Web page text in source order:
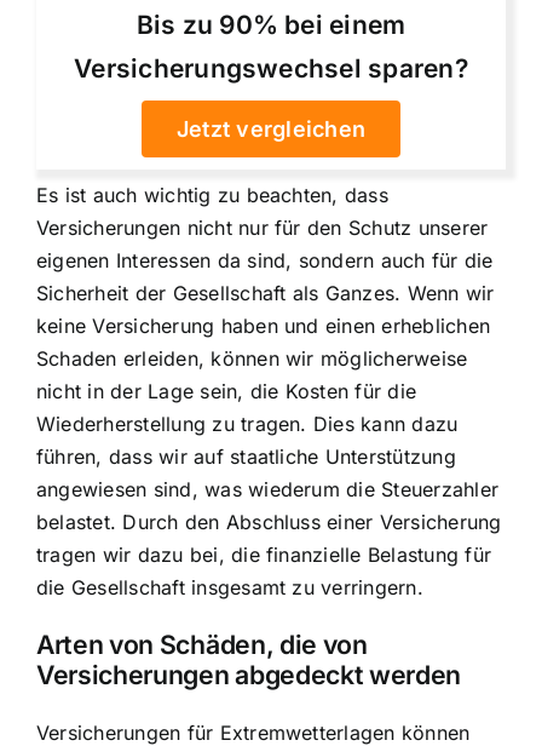
Bis zu 90% bei einem
Versicherungswechsel sparen?
Jetzt vergleichen
Es ist auch wichtig zu beachten, dass
Versicherungen nicht nur für den Schutz unserer
eigenen Interessen da sind, sondern auch für die
Sicherheit der Gesellschaft als Ganzes. Wenn wir
keine Versicherung haben und einen erheblichen
Schaden erleiden, können wir möglicherweise
nicht in der Lage sein, die Kosten für die
Wiederherstellung zu tragen. Dies kann dazu
führen, dass wir auf staatliche Unterstützung
angewiesen sind, was wiederum die Steuerzahler
belastet. Durch den Abschluss einer Versicherung
tragen wir dazu bei, die finanzielle Belastung für
die Gesellschaft insgesamt zu verringern.
Arten von Schäden, die von
Versicherungen abgedeckt werden
Versicherungen für Extremwetterlagen können